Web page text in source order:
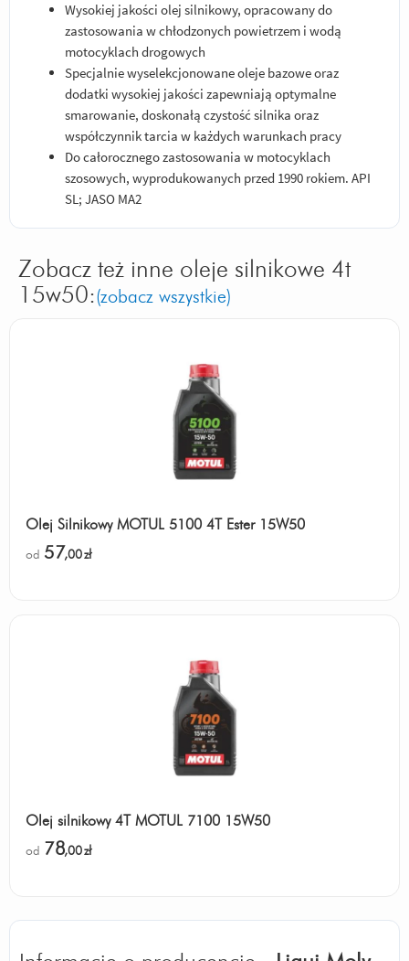
Wysokiej jakości olej silnikowy, opracowany do
zastosowania w chłodzonych powietrzem i wodą
motocyklach drogowych
Specjalnie wyselekcjonowane oleje bazowe oraz
dodatki wysokiej jakości zapewniają optymalne
smarowanie, doskonałą czystość silnika oraz
współczynnik tarcia w każdych warunkach pracy
Do całorocznego zastosowania w motocyklach
szosowych, wyprodukowanych przed 1990 rokiem. API
SL; JASO MA2
Zobacz też inne oleje silnikowe 4t
15w50:(zobacz wszystkie)
Olej Silnikowy MOTUL 5100 4T Ester 15W50
od 57,00zł
Olej silnikowy 4T MOTUL 7100 15W50
od 78,00zł